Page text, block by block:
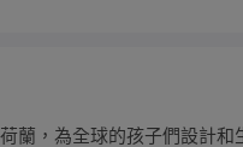
蘭，為全球的孩子們設計